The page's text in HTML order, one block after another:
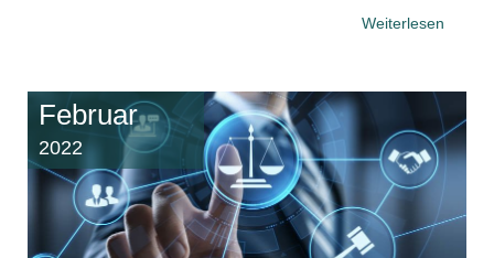
Weiterlesen
Februar
2022